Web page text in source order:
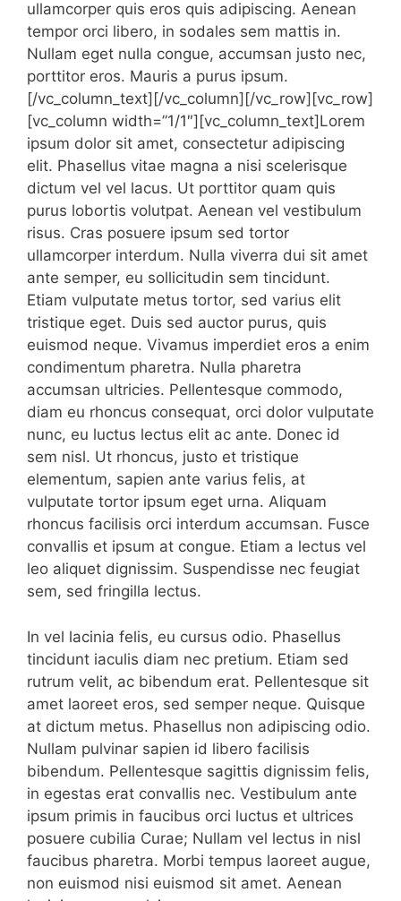
ullamcorper quis eros quis adipiscing. Aenean
tempor orci libero, in sodales sem mattis in.
Nullam eget nulla congue, accumsan justo nec,
porttitor eros. Mauris a purus ipsum.
[/vc_column_text][/vc_column][/vc_row][vc_row]
[vc_column width=”1/1″][vc_column_text]Lorem
ipsum dolor sit amet, consectetur adipiscing
elit. Phasellus vitae magna a nisi scelerisque
dictum vel vel lacus. Ut porttitor quam quis
purus lobortis volutpat. Aenean vel vestibulum
risus. Cras posuere ipsum sed tortor
ullamcorper interdum. Nulla viverra dui sit amet
ante semper, eu sollicitudin sem tincidunt.
Etiam vulputate metus tortor, sed varius elit
tristique eget. Duis sed auctor purus, quis
euismod neque. Vivamus imperdiet eros a enim
condimentum pharetra. Nulla pharetra
accumsan ultricies. Pellentesque commodo,
diam eu rhoncus consequat, orci dolor vulputate
nunc, eu luctus lectus elit ac ante. Donec id
sem nisl. Ut rhoncus, justo et tristique
elementum, sapien ante varius felis, at
vulputate tortor ipsum eget urna. Aliquam
rhoncus facilisis orci interdum accumsan. Fusce
convallis et ipsum at congue. Etiam a lectus vel
leo aliquet dignissim. Suspendisse nec feugiat
sem, sed fringilla lectus.
In vel lacinia felis, eu cursus odio. Phasellus
tincidunt iaculis diam nec pretium. Etiam sed
rutrum velit, ac bibendum erat. Pellentesque sit
amet laoreet eros, sed semper neque. Quisque
at dictum metus. Phasellus non adipiscing odio.
Nullam pulvinar sapien id libero facilisis
bibendum. Pellentesque sagittis dignissim felis,
in egestas erat convallis nec. Vestibulum ante
ipsum primis in faucibus orci luctus et ultrices
posuere cubilia Curae; Nullam vel lectus in nisl
faucibus pharetra. Morbi tempus laoreet augue,
non euismod nisi euismod sit amet. Aenean